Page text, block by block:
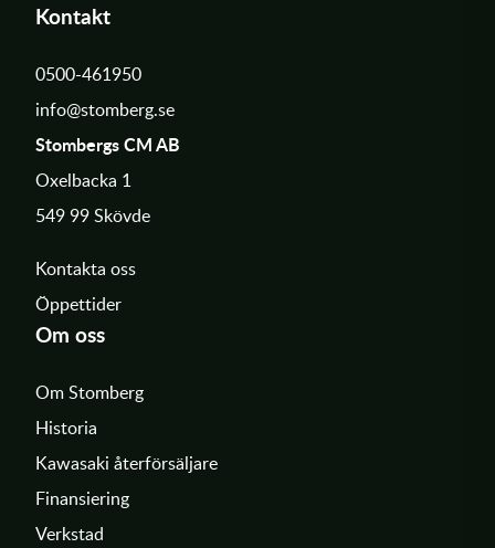
Kontakt
0500-461950
info@stomberg.se
Stombergs CM AB
Oxelbacka 1
549 99 Skövde
Kontakta oss
Öppettider
Om oss
Om Stomberg
Historia
Kawasaki återförsäljare
Finansiering
Verkstad